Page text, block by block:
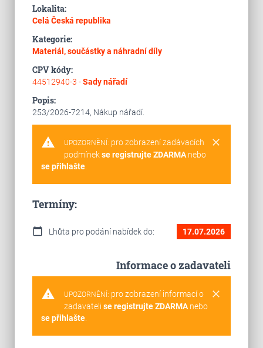
Lokalita:
Celá Česká republika
Kategorie:
Materiál, součástky a náhradní díly
CPV kódy:
44512940-3 -Sady nářadí
Popis:
253/2026-7214, Nákup nářadí.
warning clear
UPOZORNĚNÍ: pro zobrazení zadávacích
podmínekse registrujte ZDARMAnebo
se přihlašte.
Termíny:
calendar_today Lhůta pro podání nabídek do: 17.07.2026
Informace o zadavateli
warning clear
UPOZORNĚNÍ: pro zobrazení informací o
zadavateli se registrujte ZDARMAnebo
se přihlašte.